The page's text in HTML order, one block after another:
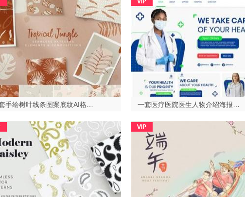
一套手绘树叶线条图案底纹AI格式2023429 一套医疗医院医生人物介绍海报展板PSD格式2023429